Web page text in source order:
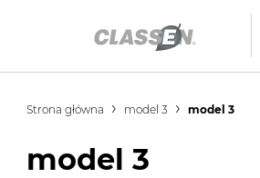
Strona główna model 3 model 3
model 3